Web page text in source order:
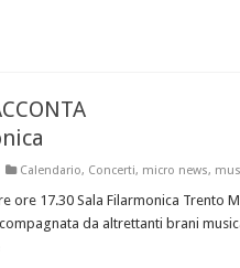
Calendario, Concerti, micro news,
ore 17.30 Sala Filarmonica Trento
da altrettanti brani